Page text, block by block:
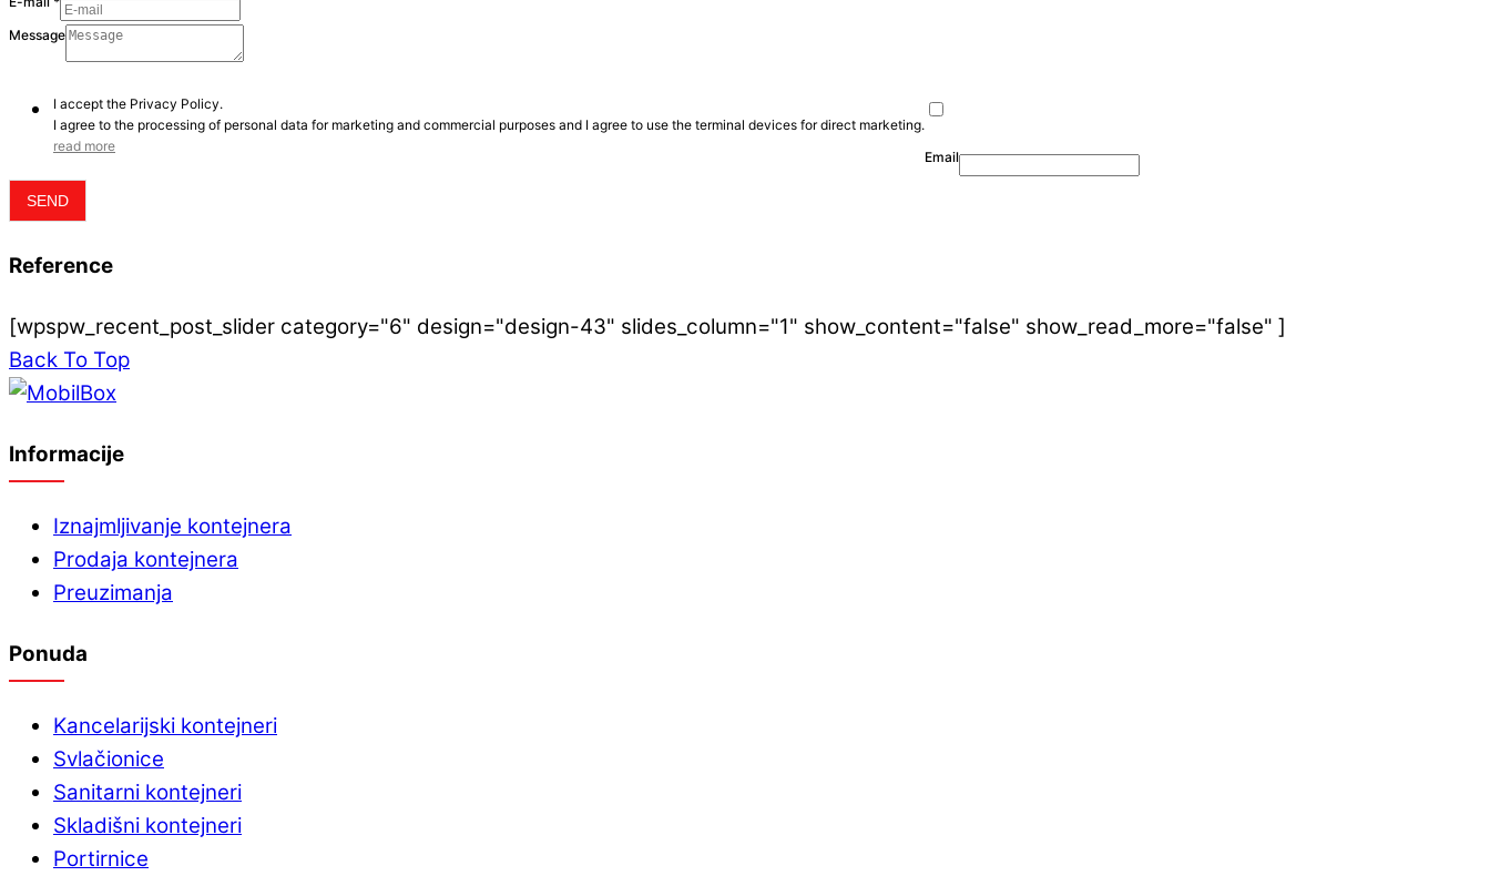
Message
I accept the Privacy Policy.
I agree to the processing of personal data for marketing and commercial purposes and I agree to use the terminal devices for direct marketing.
read more
Email
SEND
Reference
[wpspw_recent_post_slider category="6" design="design-43" slides_column="1" show_content="false" show_read_more="false" ]
Back To Top
Informacije
Iznajmljivanje kontejnera
Prodaja kontejnera
Preuzimanja
Ponuda
Kancelarijski kontejneri
Svlačionice
Sanitarni kontejneri
Skladišni kontejneri
Portirnice